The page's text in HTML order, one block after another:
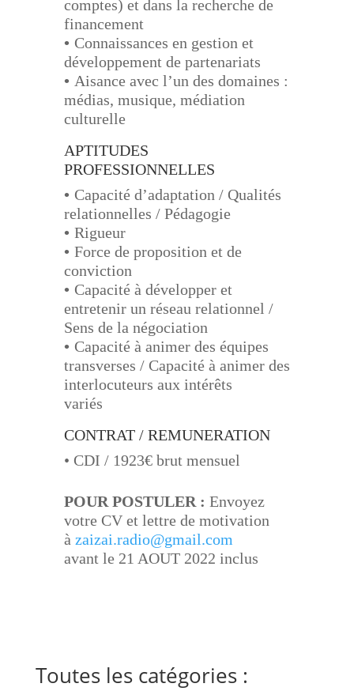
comptes) et dans la recherche de
financement
• Connaissances en gestion et
développement de partenariats
• Aisance avec l’un des domaines :
médias, musique, médiation
culturelle
APTITUDES
PROFESSIONNELLES
• Capacité d’adaptation / Qualités
relationnelles / Pédagogie
• Rigueur
• Force de proposition et de
conviction
• Capacité à développer et
entretenir un réseau relationnel /
Sens de la négociation
• Capacité à animer des équipes
transverses / Capacité à animer des
interlocuteurs aux intérêts
variés
CONTRAT / REMUNERATION
• CDI / 1923€ brut mensuel
POUR POSTULER : Envoyez
votre CV et lettre de motivation
à zaizai.radio@gmail.com
avant le 21 AOUT 2022 inclus
Toutes les catégories :